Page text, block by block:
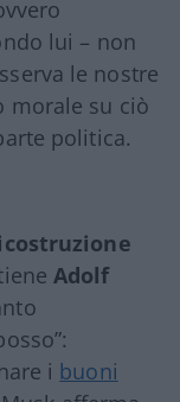
lui – non
le nostre
morale su ciò
politica.
Adolf
i buoni